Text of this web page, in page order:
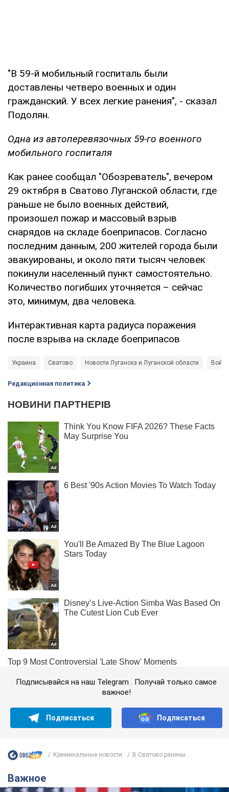
"В 59-й мобильный госпиталь были
доставлены четверо военных и один
гражданский. У всех легкие ранения", - сказал
Подолян.
Одна из автоперевязочных 59-го военного
мобильного госпиталя
Как ранее сообщал "Обозреватель", вечером
29 октября в Сватово Луганской области, где
раньше не было военных действий,
произошел пожар и массовый взрыв
снарядов на складе боеприпасов. Согласно
последним данным, 200 жителей города были
эвакуированы, и около пяти тысяч человек
покинули населенный пункт самостоятельно.
Количество погибших уточняется – сейчас
это, минимум, два человека.
Интерактивная карта радиуса поражения
после взрыва на складе боеприпасов
Украина Сватово Новости Луганска и Луганской области
Редакционная политика
Подписывайся на наш Telegram . Получай только самое
важное!
Подписаться Подписаться
Криминальные новости В Сватово ранены...
Важное